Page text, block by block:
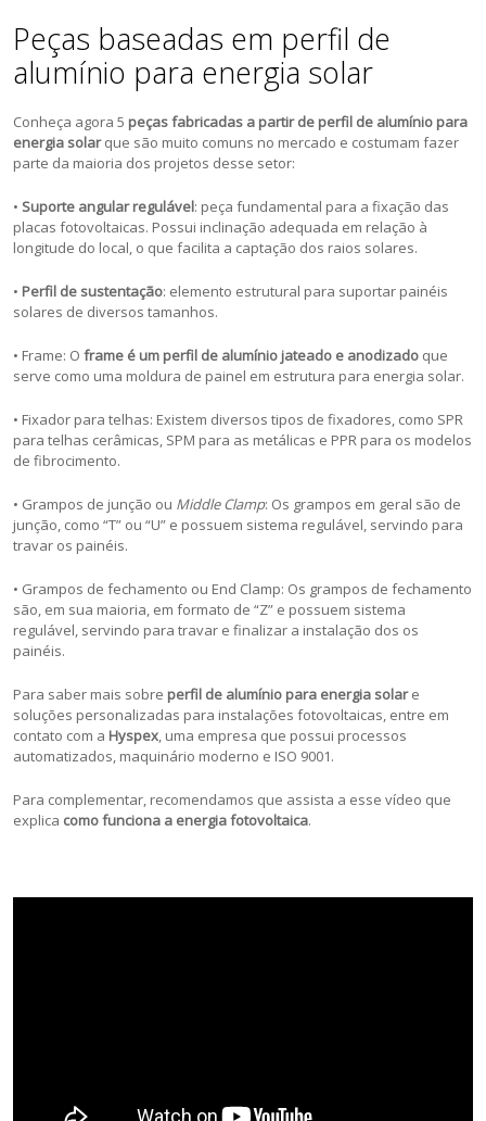
Peças baseadas em perfil de
alumínio para energia solar
Conheça agora 5 peças fabricadas a partir de perfil de alumínio para
energia solarque são muito comuns no mercado e costumam fazer
parte da maioria dos projetos desse setor:
• Suporte angular regulável: peça fundamental para a fixação das
placas fotovoltaicas. Possui inclinação adequada em relação à
longitude do local, o que facilita a captação dos raios solares.
• Perfil de sustentação: elemento estrutural para suportar painéis
solares de diversos tamanhos.
• Frame: Oframe é um perfil de alumínio jateado e anodizado que
serve como uma moldura de painel em estrutura para energia solar.
• Fixador para telhas: Existem diversos tipos de fixadores, como SPR
para telhas cerâmicas, SPM para as metálicas e PPR para os modelos
de fibrocimento.
• Grampos de junção ou Middle Clamp: Os grampos em geral são de
junção, como “T” ou “U” e possuem sistema regulável, servindo para
travar os painéis.
• Grampos de fechamento ou End Clamp: Os grampos de fechamento
são, em sua maioria, em formato de “Z” e possuem sistema
regulável, servindo para travar e finalizar a instalação dos os
painéis.
Para saber mais sobre perfil de alumínio para energia solare
soluções personalizadas para instalações fotovoltaicas, entre em
contato com a Hyspex, uma empresa que possui processos
automatizados, maquinário moderno e ISO 9001.
Para complementar, recomendamos que assista a esse vídeo que
explica como funciona a energia fotovoltaica.